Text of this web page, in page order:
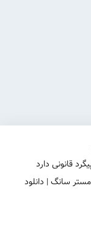
قانونی دارد
سانگ | دانلود